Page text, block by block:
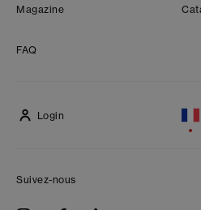
Magazine
FAQ
Login
Suivez-nous